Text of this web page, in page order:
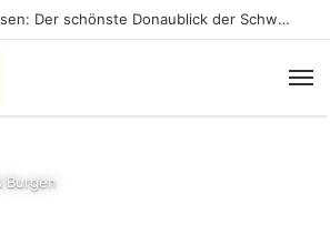
Knopfmacherfelsen: Der schönste Donaublick der Schwäbischen Alb
Burgen